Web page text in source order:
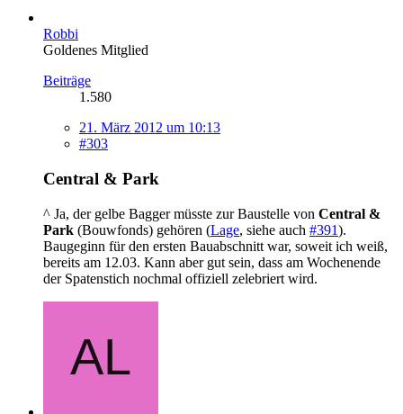
Robbi
Goldenes Mitglied
Beiträge
1.580
21. März 2012 um 10:13
#303
Central & Park
^ Ja, der gelbe Bagger müsste zur Baustelle von Central &
Park (Bouwfonds) gehören (Lage, siehe auch #391).
Baugeginn für den ersten Bauabschnitt war, soweit ich weiß,
bereits am 12.03. Kann aber gut sein, dass am Wochenende
der Spatenstich nochmal offiziell zelebriert wird.